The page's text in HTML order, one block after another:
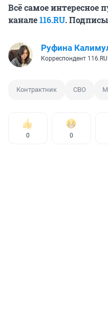
Всё самое интересное
канале116.RU.
Руфина
Корреспондент 116.RU
Контрактник СВО
0 0